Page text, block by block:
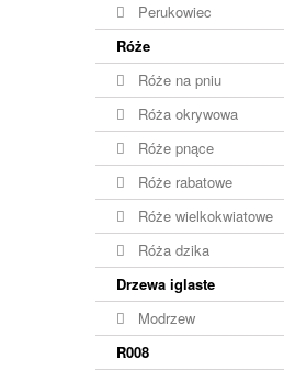
Perukowiec
Róże
Róże na pniu
Róża okrywowa
Róże pnące
Róże rabatowe
Róże wielkokwiatowe
Róża dzika
Drzewa iglaste
Modrzew
R008